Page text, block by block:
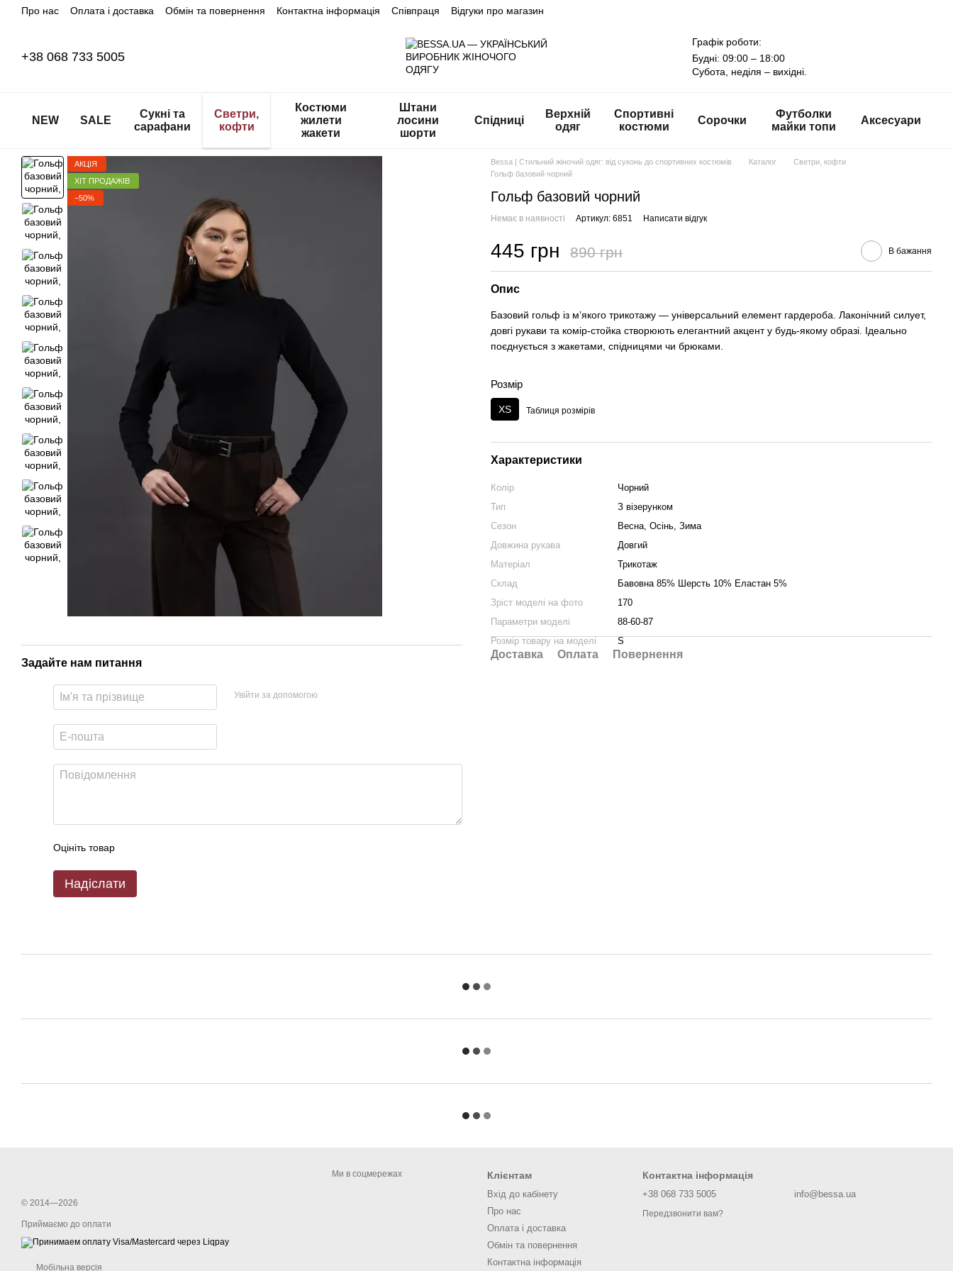
Перейти до основного контенту
Про нас Оплата і доставка Обмін та повернення Контактна інформація Співпраця Відгуки про магазин
+38 068 733 5005
Графік роботи:
Будні: 09:00 – 18:00
Субота, неділя – вихідні.
NEW SALE
Сукні та
сарафани
Светри,
кофти
Костюми
жилети
жакети
Штани
лосини
шорти
Спідниці
Верхній
одяг
Спортивні
костюми
Сорочки
Футболки
майки топи
Аксесуари
АКЦІЯ
ХІТ ПРОДАЖІВ
−50%
Задайте нам питання
Увійти за допомогою
Оцініть товар
Надіслати
Bessa | Стильний жіночий одяг: від суконь до спортивних костюмів Каталог
Светри, кофти
Гольф базовий чорний
Гольф базовий чорний
Немає в наявності Артикул: 6851 Написати відгук
445 грн 890 грн В бажання
Опис
Базовий гольф із м’якого трикотажу — універсальний елемент гардероба. Лаконічний силует,
довгі рукави та комір-стойка створюють елегантний акцент у будь-якому образі. Ідеально
поєднується з жакетами, спідницями чи брюками.
Розмір
XS Таблиця розмірів
Характеристики
Колір
Чорний
Тип
З візерунком
Сезон
Весна, Осінь, Зима
Довжина рукава
Довгий
Матеріал
Трикотаж
Склад
Бавовна 85% Шерсть 10% Еластан 5%
Зріст моделі на фото
170
Параметри моделі
88-60-87
Розмір товару на моделі
S
Доставка Оплата Повернення
© 2014—2026
Приймаємо до оплати
Мобільна версія
Ми в соцмережах Клієнтам
Вхід до кабінету
Про нас
Оплата і доставка
Обмін та повернення
Контактна інформація
Контактна інформація
+38 068 733 5005
Передзвонити вам?
info@bessa.ua